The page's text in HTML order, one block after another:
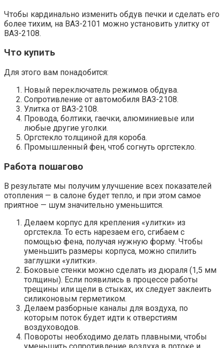
Чтобы кардинально изменить обдув печки и сделать его
более тихим, на ВАЗ-2101 можно установить улитку от
ВАЗ-2108.
Что купить
Для этого вам понадобится:
Новый переключатель режимов обдува.
Сопротивление от автомобиля ВАЗ-2108.
Улитка от ВАЗ-2108.
Провода, болтики, гаечки, алюминиевые или
любые другие уголки.
Оргстекло толщиной для короба.
Промышленный фен, чтоб согнуть оргстекло.
Работа пошагово
В результате мы получим улучшение всех показателей
отопления — в салоне будет тепло, и при этом самое
приятное — шум значительно уменьшится.
Делаем корпус для крепления «улитки» из
оргстекла. То есть нарезаем его, сгибаем с
помощью фена, получая нужную форму. Чтобы
уменьшить размеры корпуса, можно спилить
заглушки «улитки».
Боковые стенки можно сделать из дюраля (1,5 мм
толщины). Если появились в процессе работы
трещины или щели в стыках, их следует заклеить
силиконовым герметиком.
Делаем разборные каналы для воздуха, по
которым поток будет идти к отверстиям
воздуховодов.
Повороты необходимо делать плавными, чтобы